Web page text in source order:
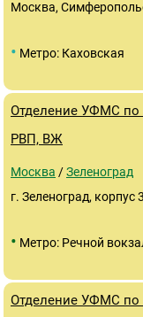
Москва,
• Метро: Каховская
Отделение УФМС по
РВП, ВЖ
Москва /Зеленоград
г. Зеленоград, корпус
• Метро: Речной
Отделение УФМС по